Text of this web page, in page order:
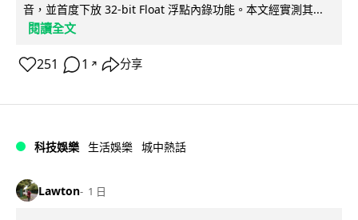
音，並首度下放 32-bit Float 浮點內錄功能。本文經實測其...
閱讀全文
251 1 ↗ 分享
科技娛樂 生活娛樂 城中熱話
Lawton 1 日